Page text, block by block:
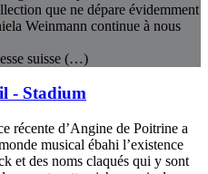
que ne dépare évidemment
Weinmann continue à nous
suisse (…)
- Stadium
récente d’Angine de Poitrine a
musical ébahi l’existence
et des noms claqués qui y sont